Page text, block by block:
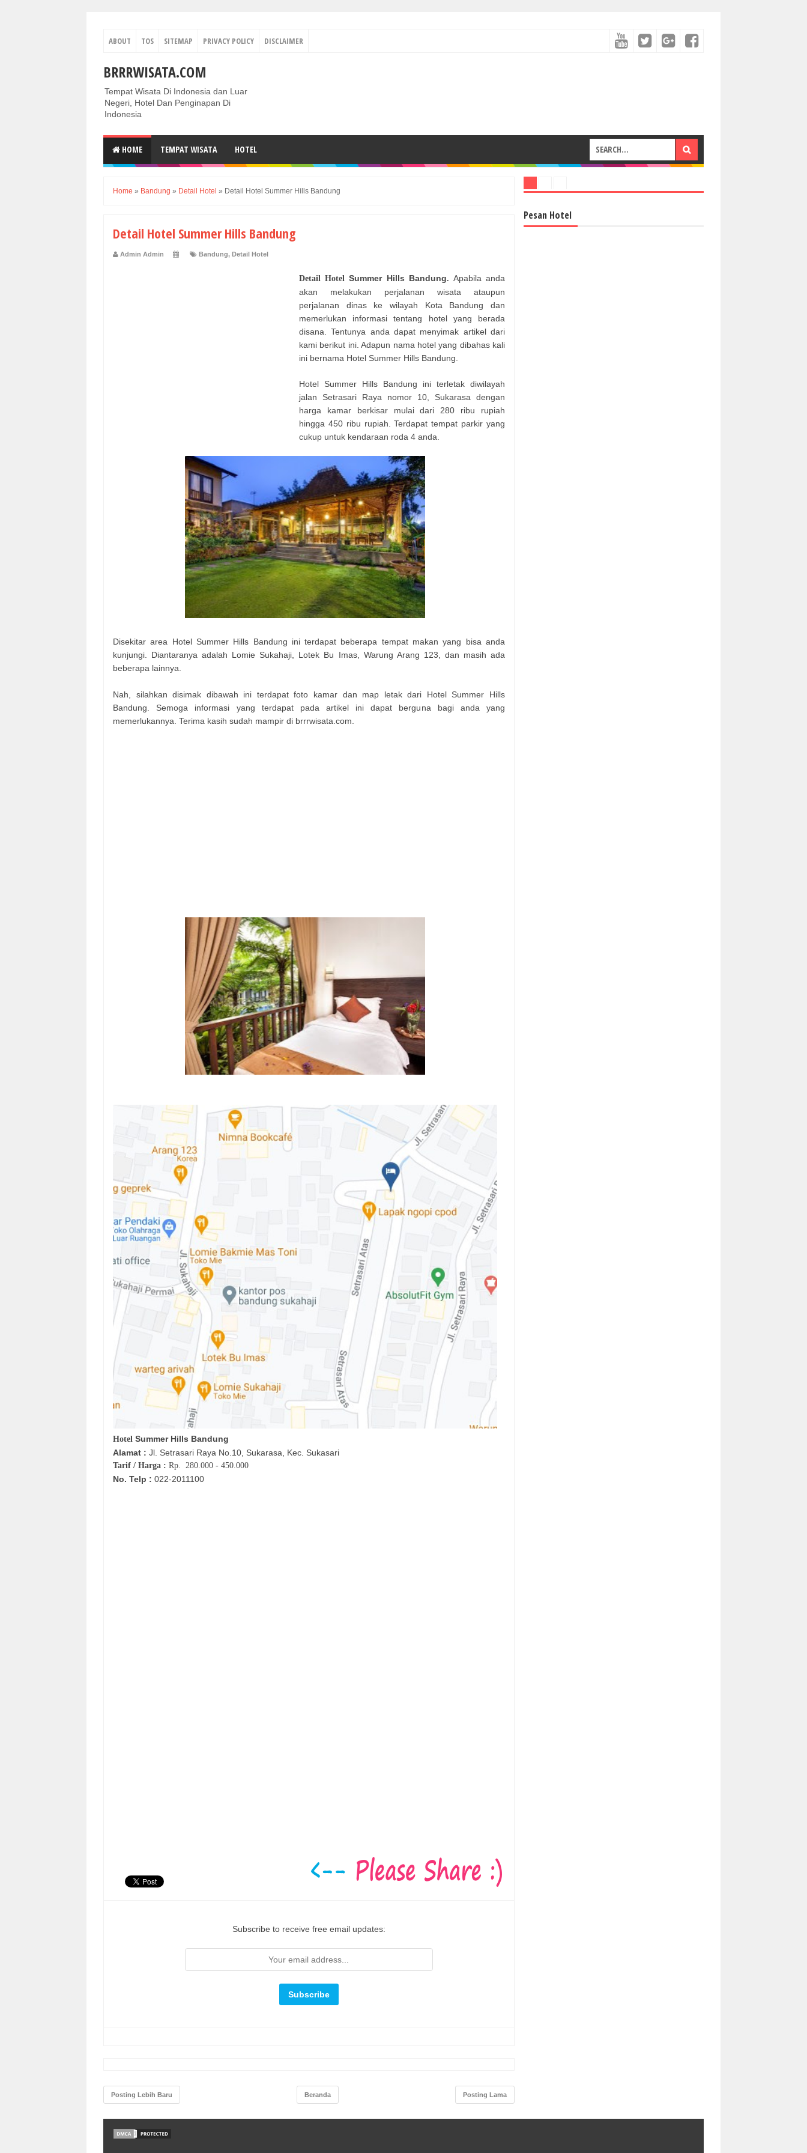
ABOUT TOS SITEMAP PRIVACY POLICY DISCLAIMER
BRRRWISATA.COM
Tempat Wisata Di Indonesia dan Luar
Negeri, Hotel Dan Penginapan Di
Indonesia
HOME TEMPAT WISATA HOTEL
Home » Bandung » Detail Hotel » Detail Hotel Summer Hills Bandung
Detail Hotel Summer Hills Bandung
Admin Admin Bandung, Detail Hotel
Detail HotelSummer Hills Bandung. Apabila anda
akan melakukan perjalanan wisata ataupun
perjalanan dinas ke wilayah Kota Bandung dan
memerlukan informasi tentang hotel yang berada
disana. Tentunya anda dapat menyimak artikel dari
kami berikut ini. Adapun nama hotel yang dibahas kali
ini bernama Hotel Summer Hills Bandung.
Hotel Summer Hills Bandung ini terletak diwilayah
jalan Setrasari Raya nomor 10, Sukarasa dengan
harga kamar berkisar mulai dari 280 ribu rupiah
hingga 450 ribu rupiah. Terdapat tempat parkir yang
cukup untuk kendaraan roda 4 anda.
Disekitar area Hotel Summer Hills Bandung ini terdapat beberapa tempat makan yang bisa anda
kunjungi. Diantaranya adalah Lomie Sukahaji, Lotek Bu Imas, Warung Arang 123, dan masih ada
beberapa lainnya.
Nah, silahkan disimak dibawah ini terdapat foto kamar dan map letak dari Hotel Summer Hills
Bandung. Semoga informasi yang terdapat pada artikel ini dapat berguna bagi anda yang
memerlukannya. Terima kasih sudah mampir di brrrwisata.com.
Hotel Summer Hills Bandung
Alamat : Jl. Setrasari Raya No.10, Sukarasa, Kec. Sukasari
Tarif / Harga : Rp. 280.000 - 450.000
No. Telp : 022-2011100
Subscribe to receive free email updates:
Posting Lebih Baru Posting Lama
Beranda
Pesan Hotel